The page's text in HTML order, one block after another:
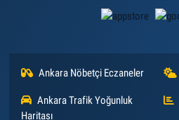
Ankara Nöbetçi Eczaneler
Ankara Trafik Yoğunluk
Haritası